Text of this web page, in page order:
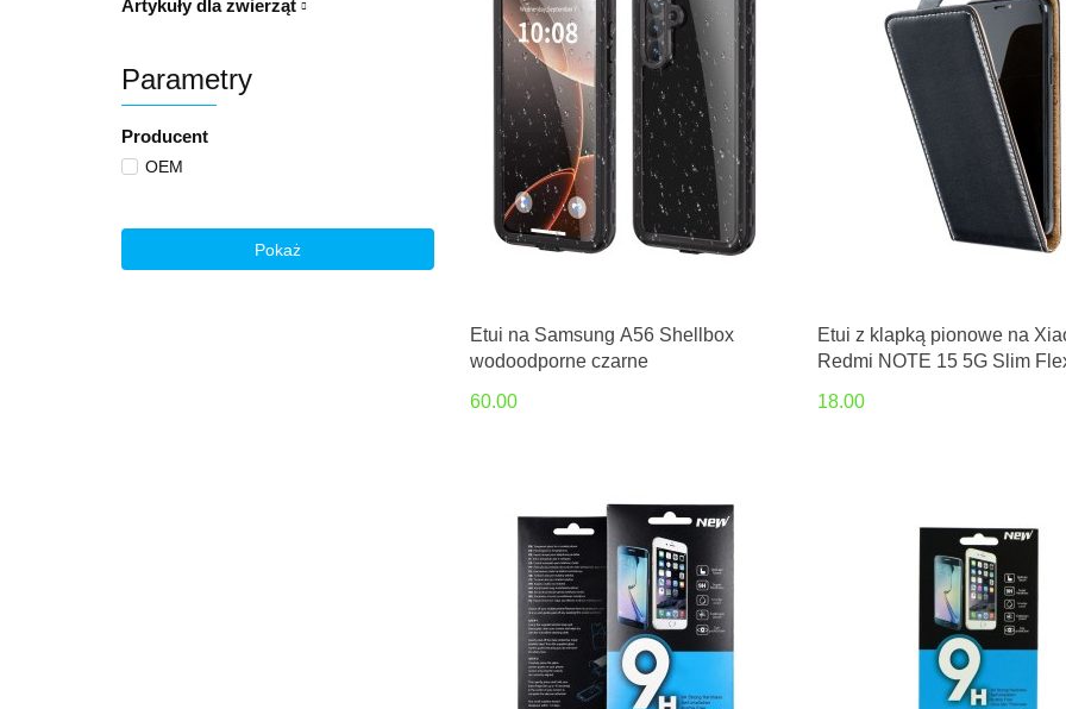
Artykuły dla zwierząt
Parametry
Producent
OEM
Pokaż
Etui na Samsung A56 Shellbox
wodoodporne czarne
60.00
Etui z klapką pionowe na
Redmi NOTE 15 5G Slim
18.00